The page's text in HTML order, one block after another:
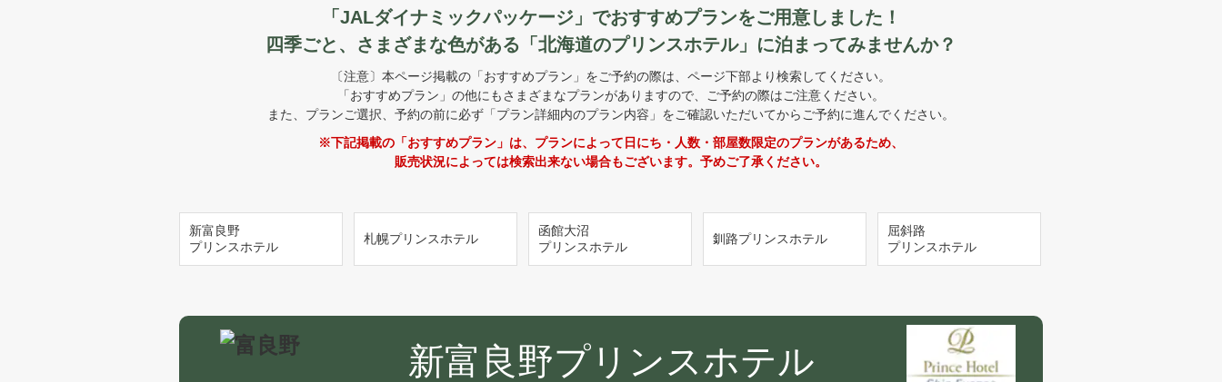
「JALダイナミックパッケージ」でおすすめプランをご用意しました！
四季ごと、さまざまな色がある「北海道のプリンスホテル」に泊まってみませんか？
〔注意〕本ページ掲載の「おすすめプラン」をご予約の際は、ページ下部より検索してください。
「おすすめプラン」の他にもさまざまなプランがありますので、ご予約の際はご注意ください。
また、プランご選択、予約の前に必ず「プラン詳細内のプラン内容」をご確認いただいてからご予約に進んでください。
※下記掲載の「おすすめプラン」は、プランによって日にち・人数・部屋数限定のプランがあるため、
販売状況によっては検索出来ない場合もございます。予めご了承ください。
新富良野
プリンスホテル
札幌プリンスホテル
函館大沼
プリンスホテル
釧路プリンスホテル
屈斜路
プリンスホテル
富良野 新富良野プリンスホテル